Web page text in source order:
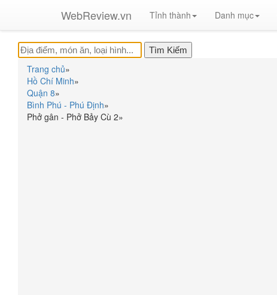
WebReview.vn Tỉnh thành Danh mục
Trang chủ»
Hồ Chí Minh»
Quận 8»
Bình Phú - Phú Định»
Phở gân - Phở Bảy Cù 2»